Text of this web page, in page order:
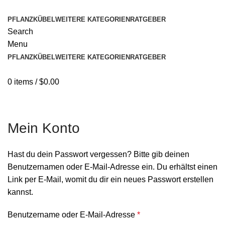
PFLANZKÜBELWEITERE KATEGORIEN RATGEBER
Search
Menu
PFLANZKÜBELWEITERE KATEGORIEN RATGEBER
0 items / $0.00
Mein Konto
Hast du dein Passwort vergessen? Bitte gib deinen
Benutzernamen oder E-Mail-Adresse ein. Du erhältst einen
Link per E-Mail, womit du dir ein neues Passwort erstellen
kannst.
Benutzername oder E-Mail-Adresse *